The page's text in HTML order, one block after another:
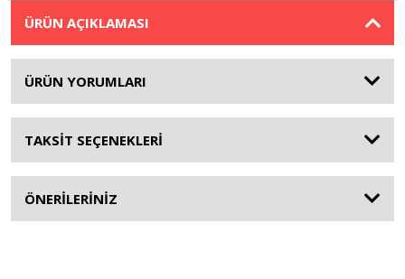
ÜRÜN AÇIKLAMASI
ÜRÜN YORUMLARI
TAKSİT SEÇENEKLERİ
ÖNERİLERİNİZ